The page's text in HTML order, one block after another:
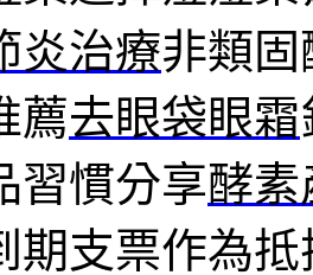
炎治療非類
薦去眼袋眼霜
習慣分享酵素
期支票作為